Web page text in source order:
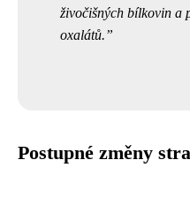
živočišných bílkovin a
oxalátů.
Postupné změny